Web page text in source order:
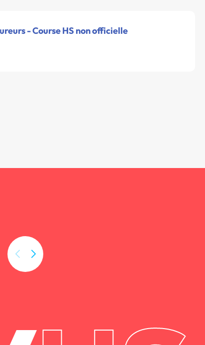
- Course HS non officielle